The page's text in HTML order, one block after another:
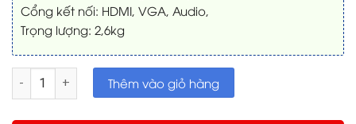
Cổng kết nối: HDMI, VGA, Audio,
Trọng lượng: 2,6kg
Máy chiếu Ricoh PJ-WX2440 HD đã chiếu 600 giờ số lượng
Thêm vào giỏ hàng